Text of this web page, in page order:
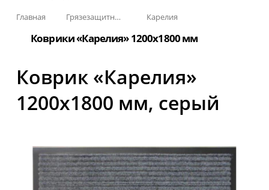
Главная Грязезащитные, влаговпитывающие покрытия Карелия
Коврики «Карелия» 1200х1800 мм
Коврик «Карелия»
1200x1800 мм, серый